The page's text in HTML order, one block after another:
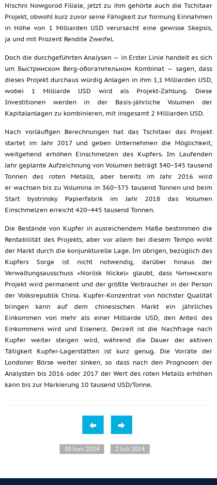
Nischni Nowgorod Filiale, jetzt zu ihm gehörte auch die Tschitaer
Projekt, obwohl kurz zuvor seine Fähigkeit zur formung Einnahmen
in Höhe von 1 Milliarden USD verursacht eine gewisse Skepsis,
ja und mit Prozent Rendite Zweifel.
Doch die durchgeführten Analysen — in Erster Linie handelt es sich
um Быстринском Berg-обогатительном Kombinat — sagen, dass
dieses Projekt durchaus würdig Anlagen in ihm 1,1 Milliarden USD,
wobei 1 Milliarde USD wird als Projekt-Zahlung. Diese
Investitionen werden in der Basis-jährliche Volumen der
Kapitalanlagen zu kombinieren, mit insgesamt 2 Milliarden USD.
Nach vorläufigen Berechnungen hat das Tschitaer das Projekt
startet im Jahr 2017 und geben Unternehmen die Möglichkeit,
weitgehend erhöhen Einschmelzen des Kupfers. Im Laufenden
Jahr geplante Aufzeichnung von Volumen beträgt 340−345 tausend
Tonnen des roten Metalls, aber bereits im Jahr 2016 wird
er wachsen bis zu Volumina in 360−375 tausend Tonnen und beim
Start bystrinsky Papierfabrik im Jahr 2018 das Volumen
Einschmelzen erreicht 420−445 tausend Tonnen.
Die Bestände von Kupfer in ausreichendem Maße bestimmen die
Rentabilität des Projekts, aber vor allem bei diesem Tempo wirkt
der Markt durch die konjunkturelle Lage. Im übrigen, bezüglich des
Kupfers Sorge ist nicht notwendig, darüber hinaus der
Verwaltungsausschuss «Norilsk Nickel» glaubt, dass Читинского
Projekt wird permanent und der größte Verbraucher in der Person
der Volksrepublik China. Kupfer-Konzentrat von höchster Qualität
bringen kann auf dem chinesischen Markt ein jährliches
Einkommen von mehr als einer Milliarde USD, den Anteil des
Einkommens wird und Eisenerz. Derzeit ist die Nachfrage nach
Kupfer weiter steigen wird, während die Dauer der aktiven
Tätigkeit Kupfer-Lagerstätten ist kurz genug. Die Vorräte der
Londoner Börse weiter sinken, so dass nach den Prognosen der
Analysten bis 2016 oder 2017 der Wert des roten Metalls erhöhen
kann bis zur Markierung 10 tausend USD/Tonne.
30 Juni 2014 2 Juli 2014